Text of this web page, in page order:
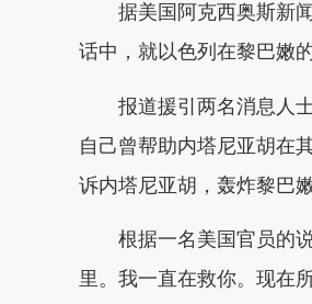
据美国阿克西奥斯新
话中，就以色列在黎巴嫩
报道援引两名消息人
自己曾帮助内塔尼亚胡在
诉内塔尼亚胡，轰炸黎巴
根据一名美国官员的
里。我一直在救你。现在